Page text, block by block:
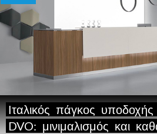
Ιταλικός πάγκος υποδοχής
DVO: μινιμαλισμός και